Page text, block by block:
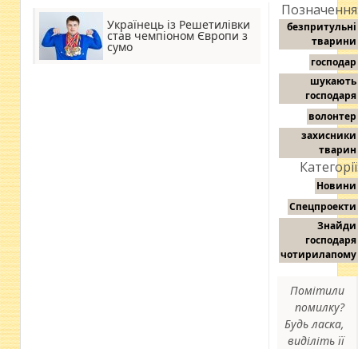
Українець із Решетилівки
став чемпіоном Європи з
сумо
безпритульні
тварини
господар
шукають
господаря
волонтер
захисники
тварин
Новини
Спецпроекти
Знайди
господаря
чотирилапому
Помітили
помилку?
Будь ласка,
виділіть її